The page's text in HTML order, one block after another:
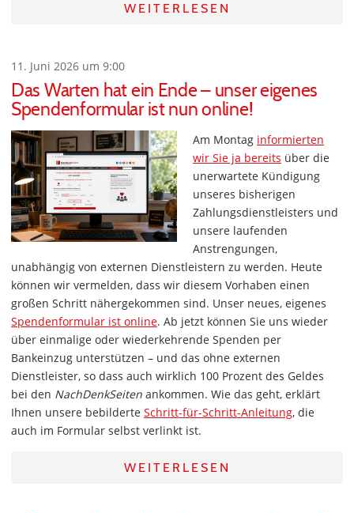
WEITERLESEN
11. Juni 2026 um 9:00
Das Warten hat ein Ende – unser eigenes
Spendenformular ist nun online!
Am Montag informierten
wir Sie ja bereits über die
unerwartete Kündigung
unseres bisherigen
Zahlungsdienstleisters und
unsere laufenden
Anstrengungen,
unabhängig von externen Dienstleistern zu werden. Heute
können wir vermelden, dass wir diesem Vorhaben einen
großen Schritt nähergekommen sind. Unser neues, eigenes
Spendenformular ist online. Ab jetzt können Sie uns wieder
über einmalige oder wiederkehrende Spenden per
Bankeinzug unterstützen – und das ohne externen
Dienstleister, so dass auch wirklich 100 Prozent des Geldes
bei den NachDenkSeiten ankommen. Wie das geht, erklärt
Ihnen unsere bebilderte Schritt-für-Schritt-Anleitung, die
auch im Formular selbst verlinkt ist.
WEITERLESEN